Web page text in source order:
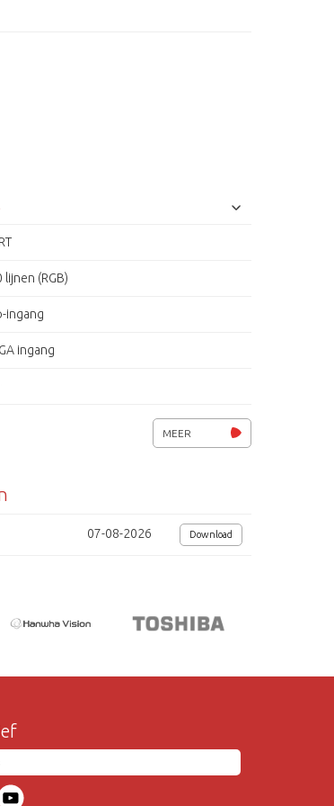
(RGB)
ingang
ingang
mm.
MEER
07-08-2026 Download